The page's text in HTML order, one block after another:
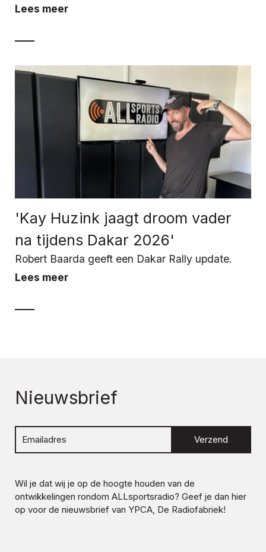
Lees meer
'Kay Huzink jaagt droom vader
na tijdens Dakar 2026'
Robert Baarda geeft een Dakar Rally update.
Lees meer
Nieuwsbrief
Verzend
Wil je dat wij je op de hoogte houden van de
ontwikkelingen rondom ALLsportsradio? Geef je dan hier
op voor de nieuwsbrief van YPCA, De Radiofabriek!